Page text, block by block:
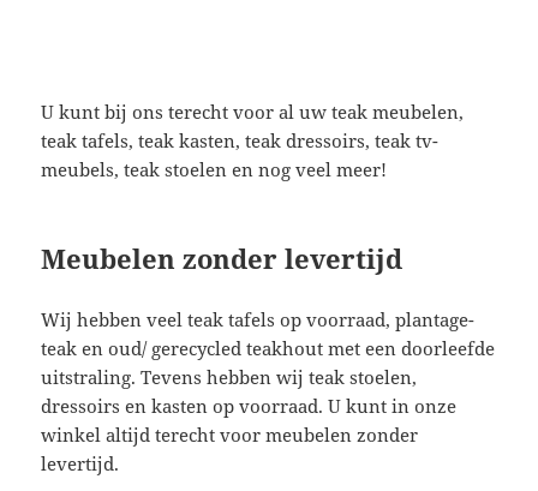
U kunt bij ons terecht voor al uw teak meubelen,
teak tafels, teak kasten, teak dressoirs, teak tv-
meubels, teak stoelen en nog veel meer!
Meubelen zonder levertijd
Wij hebben veel teak tafels op voorraad, plantage-
teak en oud/ gerecycled teakhout met een doorleefde
uitstraling. Tevens hebben wij teak stoelen,
dressoirs en kasten op voorraad. U kunt in onze
winkel altijd terecht voor meubelen zonder
levertijd.